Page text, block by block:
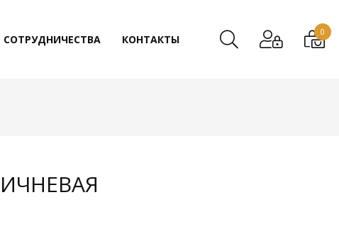
СОТРУДНИЧЕСТВА КОНТАКТЫ
0